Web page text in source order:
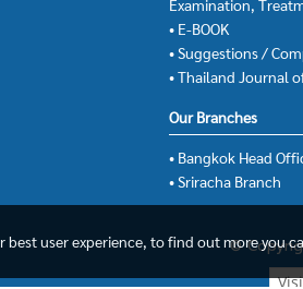
• E-BOOK
• Suggestions /
• Thailand Journal
Our Branches
• Bangkok Head
• Sriracha Branch
©
best user experience, to find out more you